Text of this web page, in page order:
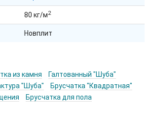
80 кг/м2
Новплит
из камня
Галтованный "Шуба"
"Шуба"
Брусчатка "Квадратная"
Брусчатка для пола